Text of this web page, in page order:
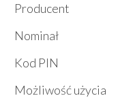
Producent
Nominał
Kod PIN
Możliwość użycia